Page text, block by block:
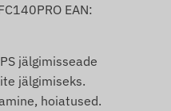
EAN:
jälgimisseade
jälgimiseks.
hoiatused.